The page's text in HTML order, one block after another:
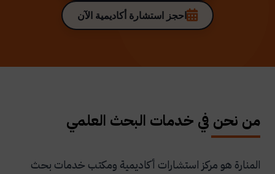
احجز استشارة أكاديمية الآن
من نحن في خدمات البحث العلمي
المنارة هو مركز استشارات أكاديمية ومكتب خدمات بحث